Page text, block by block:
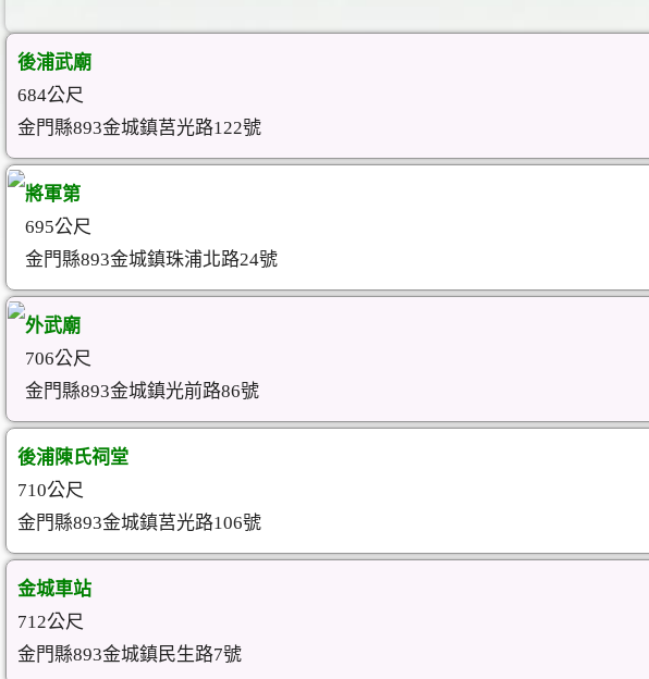
後浦武廟
684公尺
金門縣893金城鎮莒光路122號
將軍第
695公尺
金門縣893金城鎮珠浦北路24號
外武廟
706公尺
金門縣893金城鎮光前路86號
後浦陳氏祠堂
710公尺
金門縣893金城鎮莒光路106號
金城車站
712公尺
金門縣893金城鎮民生路7號